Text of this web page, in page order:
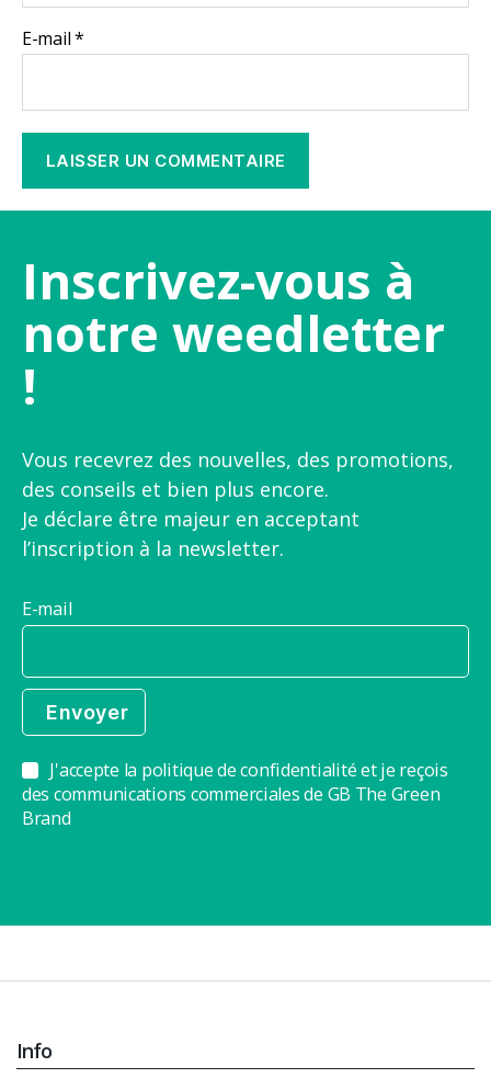
E-mail*
Inscrivez-vous à
notre weedletter
!
Vous recevrez des nouvelles, des promotions,
des conseils et bien plus encore.
Je déclare être majeur en acceptant
l’inscription à la newsletter.
E-mail
J'accepte la politique de confidentialité et je reçois
des communications commerciales de GB The Green
Brand
Info